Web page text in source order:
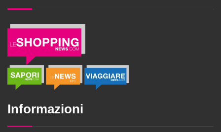
Informazioni